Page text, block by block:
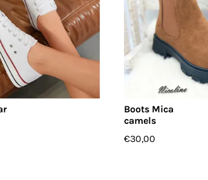
Boots Mica
camels
€30,00